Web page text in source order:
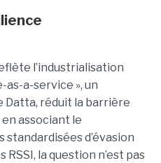
l’industrialisation
as-a-service », un
Datta, réduit la barrière
associant le
d’évasion
la question n’est pas